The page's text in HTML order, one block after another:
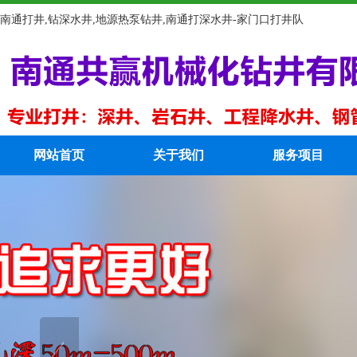
南通打井,钻深水井,地源热泵钻井,南通打深水井-家门口打井队
网站首页 关于我们 服务项目